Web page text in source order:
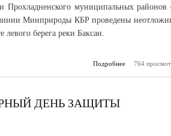
Прохладненского муниципальных районов
линии Минприроды КБР проведены
берега реки Баксан.
Подробнее
о На
764
ДЕНЬ ЗАЩИТЫ